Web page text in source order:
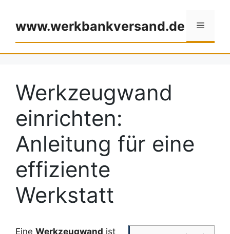
springen
www.werkbankversand.de Menü
Werkzeugwand
einrichten:
Anleitung für eine
effiziente
Werkstatt
Eine Werkzeugwand ist